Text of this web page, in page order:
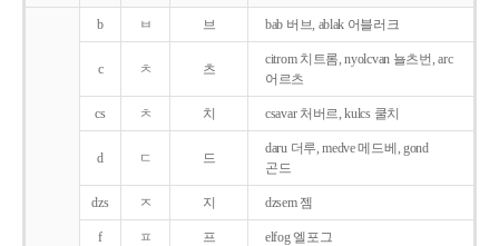
b ㅂ 브 bab 버브, ablak 어블러크
c ㅊ 츠
citrom 치트롬, nyolcvan 뇰츠번, arc
어르츠
cs ㅊ 치 csavar 처버르, kulcs 쿨치
d ㄷ 드
daru 더루, medve 메드베, gond
곤드
dzs ㅈ 지 dzsem 젬
f ㅍ 프 elfog 엘포그